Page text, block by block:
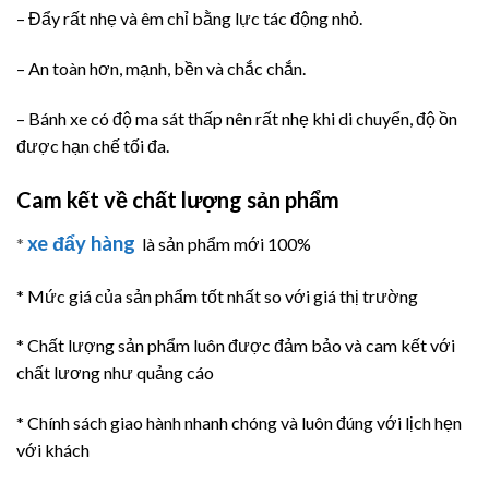
– Đẩy rất nhẹ và êm chỉ bằng lực tác động nhỏ.
– An toàn hơn, mạnh, bền và chắc chắn.
– Bánh xe có độ ma sát thấp nên rất nhẹ khi di chuyển, độ ồn
được hạn chế tối đa.
Cam kết về chất lượng sản phẩm
* xe đẩy hàng là sản phẩm mới 100%
* Mức giá của sản phẩm tốt nhất so với giá thị trường
* Chất lượng sản phẩm luôn được đảm bảo và cam kết với
chất lương như quảng cáo
* Chính sách giao hành nhanh chóng và luôn đúng với lịch hẹn
với khách